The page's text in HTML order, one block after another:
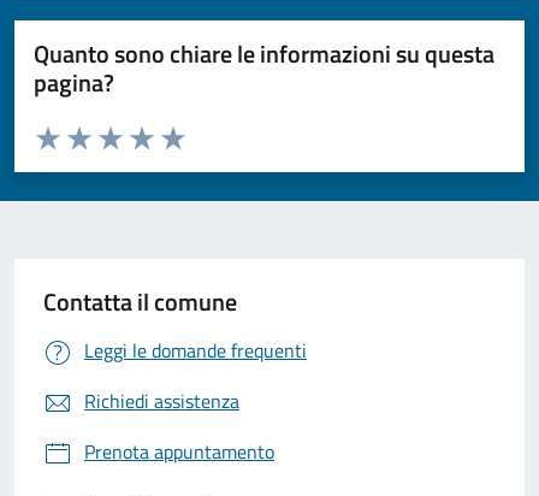
Quanto sono chiare le informazioni su questa
pagina?
Valuta da 1 a 5 stelle la pagina
Valuta 5 stelle su 5
Valuta 4 stelle su 5
Valuta 3 stelle su 5
Valuta 2 stelle su 5
Valuta 1 stelle su 5
Contatta il comune
Leggi le domande frequenti
Richiedi assistenza
Prenota appuntamento